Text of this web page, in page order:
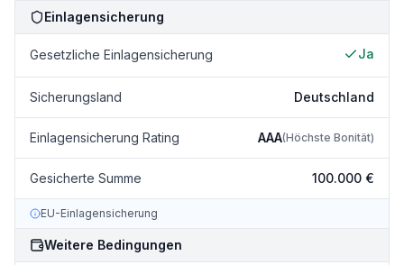
Einlagensicherung
Gesetzliche Einlagensicherung Ja
Sicherungsland Deutschland
Einlagensicherung Rating AAA(Höchste Bonität)
Gesicherte Summe 100.000 €
EU-Einlagensicherung
Weitere Bedingungen